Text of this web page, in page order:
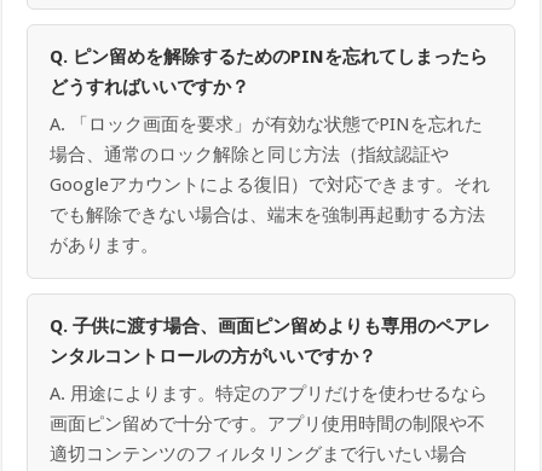
Q. ピン留めを解除するためのPINを忘れてしまったら
どうすればいいですか？
A. 「ロック画面を要求」が有効な状態でPINを忘れた
場合、通常のロック解除と同じ方法（指紋認証や
Googleアカウントによる復旧）で対応できます。それ
でも解除できない場合は、端末を強制再起動する方法
があります。
Q. 子供に渡す場合、画面ピン留めよりも専用のペアレ
ンタルコントロールの方がいいですか？
A. 用途によります。特定のアプリだけを使わせるなら
画面ピン留めで十分です。アプリ使用時間の制限や不
適切コンテンツのフィルタリングまで行いたい場合